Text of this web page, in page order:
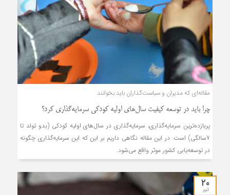
مقاله‌ای که مدیران و سیاست‌گذاران باید بخوانند
چرا باید در توسعه کیفیت سال‌های اولیه کودکی سرمایه‌گذاری کرد؟
پربازده‌ترین سرمایه‌گذاری، سرمایه‌گذاری در سال‌های اولیه کودکی (بدو تولد تا
7سالگی) است. در این مقاله نگاهی داریم بر این که این سرمایه‌گذاری چگونه
در توسعه‌یابی کشور موثر واقع می‌شود.
۲۰
تیر